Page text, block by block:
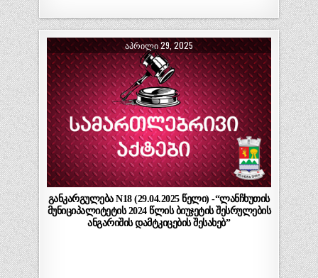
ᲐᲞᲠᲘᲚᲘ 29, 2025
განკარგულება N18 (29.04.2025 წელი) -“ლანჩხუთის
მუნიციპალიტეტის 2024 წლის ბიუჯეტის შესრულების
ანგარიშის დამტკიცების შესახებ”